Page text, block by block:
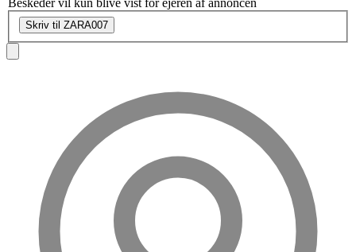
Beskeder vil kun blive vist for ejeren af annoncen
Skriv til ZARA007